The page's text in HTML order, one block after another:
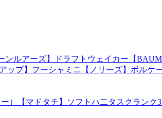
ルアーズ】ドラフトウェイカー【
ップ】フーシャミニ【ノリーズ】ボル
）【マドタチ】ソフトハ二タスクラン